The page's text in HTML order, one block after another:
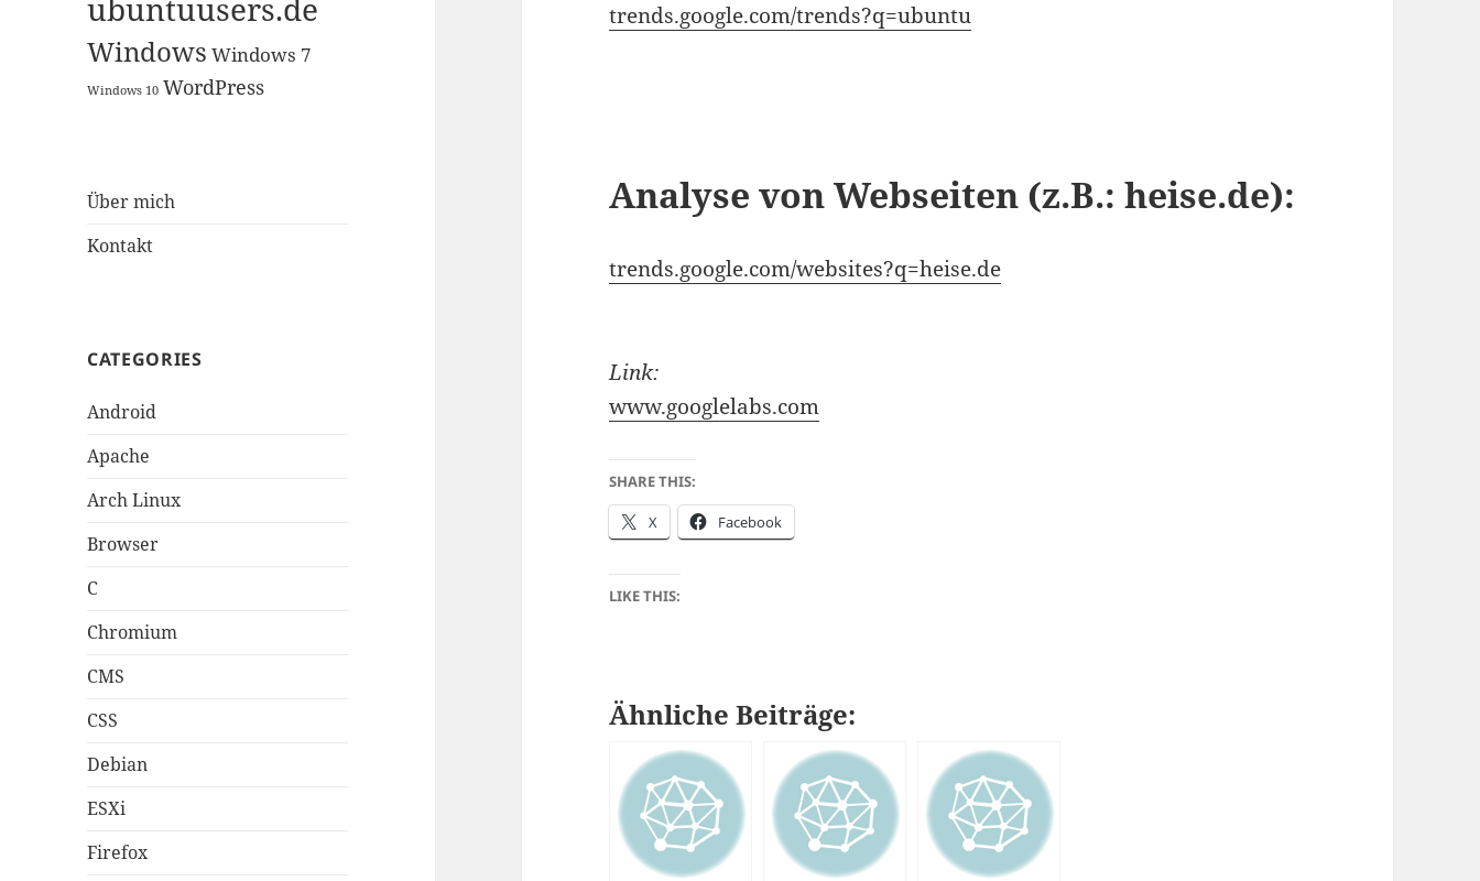
ubuntuusers.de
Windows Windows 7
Windows 10 WordPress
Über mich
Kontakt
CATEGORIES
Android
Apache
Arch Linux
Browser
C
Chromium
CMS
CSS
Debian
ESXi
Firefox
trends.google.com/trends?q=ubuntu
Analyse von Webseiten (z.B.: heise.de):
trends.google.com/websites?q=heise.de
Link:
www.googlelabs.com
SHARE THIS:
X Facebook
LIKE THIS:
Ähnliche Beiträge: